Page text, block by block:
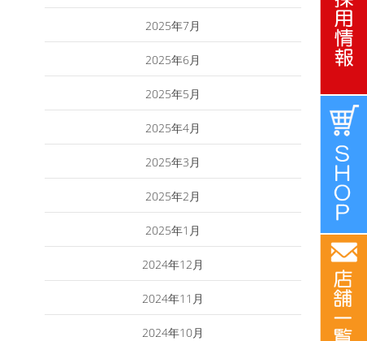
2025年7月
2025年6月
2025年5月
2025年4月
2025年3月
2025年2月
2025年1月
2024年12月
2024年11月
2024年10月